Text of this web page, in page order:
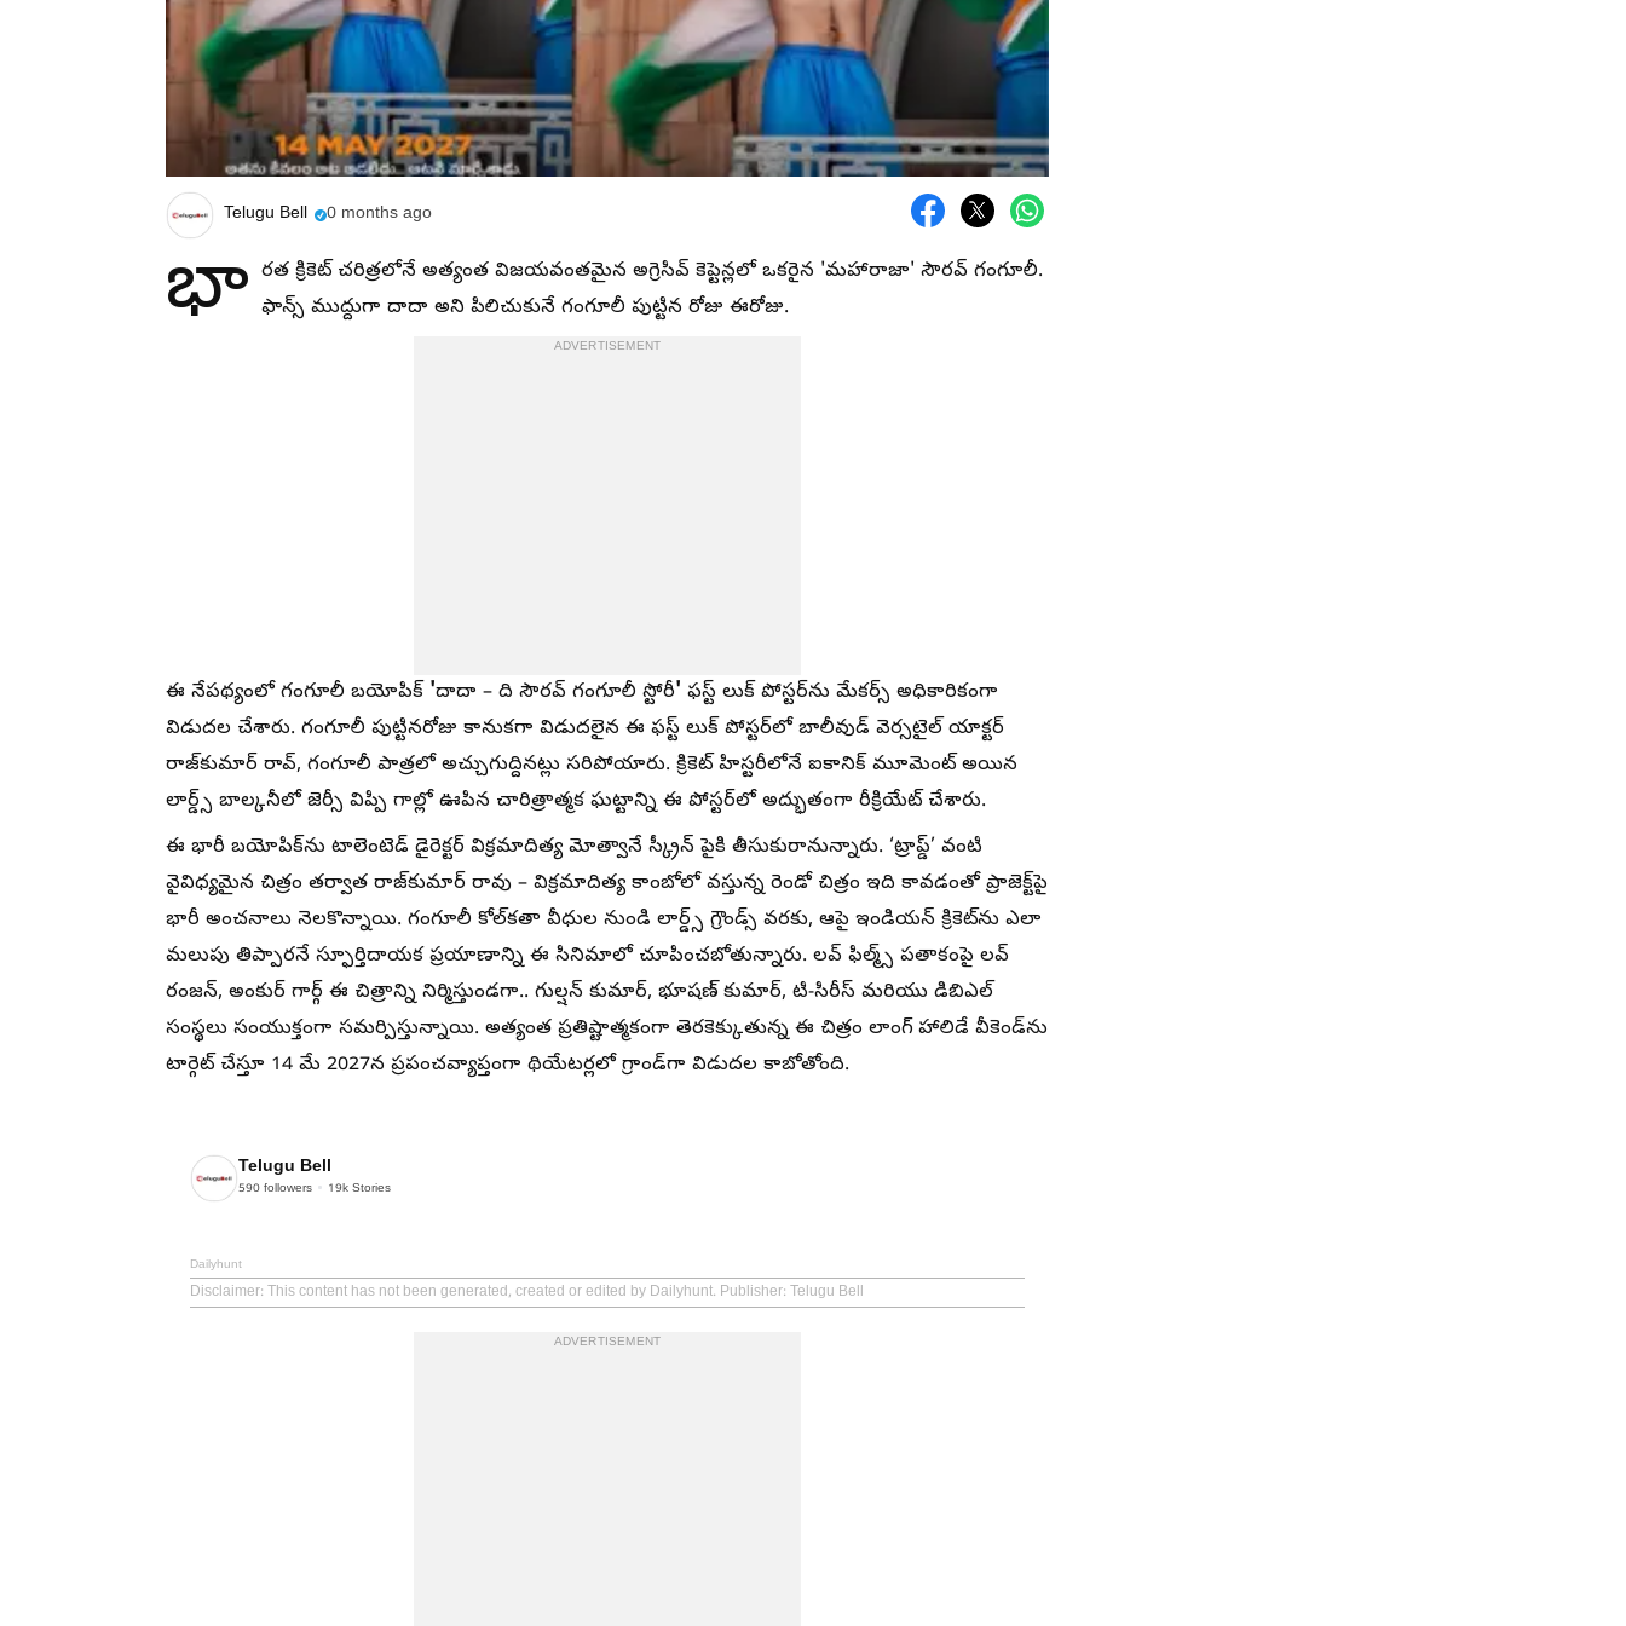
Telugu Bell 0 months ago
భా రత క్రికెట్ చరిత్రలోనే అత్యంత విజయవంతమైన అగ్రెసివ్ కెప్టెన్లలో ఒకరైన 'మహారాజా' సౌరవ్ గంగూలీ.
ఫాన్స్ ముద్దుగా దాదా అని పిలిచుకునే గంగూలీ పుట్టిన రోజు ఈరోజు.
ADVERTISEMENT
ఈ నేపథ్యంలో గంగూలీ బయోపిక్ 'దాదా – ది సౌరవ్ గంగూలీ స్టోరీ' ఫస్ట్ లుక్ పోస్టర్‌ను మేకర్స్ అధికారికంగా
విడుదల చేశారు. గంగూలీ పుట్టినరోజు కానుకగా విడుదలైన ఈ ఫస్ట్ లుక్ పోస్టర్‌లో బాలీవుడ్ వెర్సటైల్ యాక్టర్
రాజ్‌కుమార్ రావ్, గంగూలీ పాత్రలో అచ్చుగుద్దినట్లు సరిపోయారు. క్రికెట్ హిస్టరీలోనే ఐకానిక్ మూమెంట్ అయిన
లార్డ్స్ బాల్కనీలో జెర్సీ విప్పి గాల్లో ఊపిన చారిత్రాత్మక ఘట్టాన్ని ఈ పోస్టర్‌లో అద్భుతంగా రీక్రియేట్ చేశారు.
ఈ భారీ బయోపిక్‌ను టాలెంటెడ్ డైరెక్టర్ విక్రమాదిత్య మోత్వానే స్క్రీన్ పైకి తీసుకురానున్నారు. ‘ట్రాప్డ్’ వంటి
వైవిధ్యమైన చిత్రం తర్వాత రాజ్‌కుమార్ రావు – విక్రమాదిత్య కాంబోలో వస్తున్న రెండో చిత్రం ఇది కావడంతో ప్రాజెక్ట్‌పై
భారీ అంచనాలు నెలకొన్నాయి. గంగూలీ కోల్‌కతా వీధుల నుండి లార్డ్స్ గ్రౌండ్స్ వరకు, ఆపై ఇండియన్ క్రికెట్‌ను ఎలా
మలుపు తిప్పారనే స్ఫూర్తిదాయక ప్రయాణాన్ని ఈ సినిమాలో చూపించబోతున్నారు. లవ్ ఫిల్మ్స్ పతాకంపై లవ్
రంజన్, అంకుర్ గార్గ్ ఈ చిత్రాన్ని నిర్మిస్తుండగా.. గుల్షన్ కుమార్, భూషణ్ కుమార్, టి-సిరీస్ మరియు డిబిఎల్
సంస్థలు సంయుక్తంగా సమర్పిస్తున్నాయి. అత్యంత ప్రతిష్టాత్మకంగా తెరకెక్కుతున్న ఈ చిత్రం లాంగ్ హాలిడే వీకెండ్‌ను
టార్గెట్ చేస్తూ 14 మే 2027న ప్రపంచవ్యాప్తంగా థియేటర్లలో గ్రాండ్‌గా విడుదల కాబోతోంది.
Telugu Bell
590 followers 19k Stories
Dailyhunt
Disclaimer: This content has not been generated, created or edited by Dailyhunt. Publisher: Telugu Bell
ADVERTISEMENT